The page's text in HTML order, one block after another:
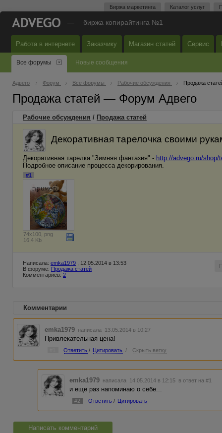
Биржа маркетинга Каталог услуг
— биржа копирайтинга №1
Работа в интернете Заказчику Магазин статей Сервис
Все форумы Новые сообщения
Адвего Форум Все форумы Рабочие обсуждения Продажа
Продажа статей — Форум Адвего
Рабочие обсуждения / Продажа статей
Декоративная тарелочка своими
Декоративная тарелка "Зимняя фантазия" - http://advego.ru/shop/
Подробное описание процесса декорирования.
#1
74x100, png
16.4 Kb
Написала: emka1979 , 12.05.2014 в 13:53
В форуме: Продажа статей
Комментариев: 2
Комментарии
emka1979 написала 13.05.2014 в 10:27
Привлекательная цена!
Ответить / Цитировать / Скрыть ветку
emka1979 написала 14.05.2014 в 12:15 в ответ на #1
и еще раз напоминаю о себе...
#2 Ответить / Цитировать
Написать комментарий